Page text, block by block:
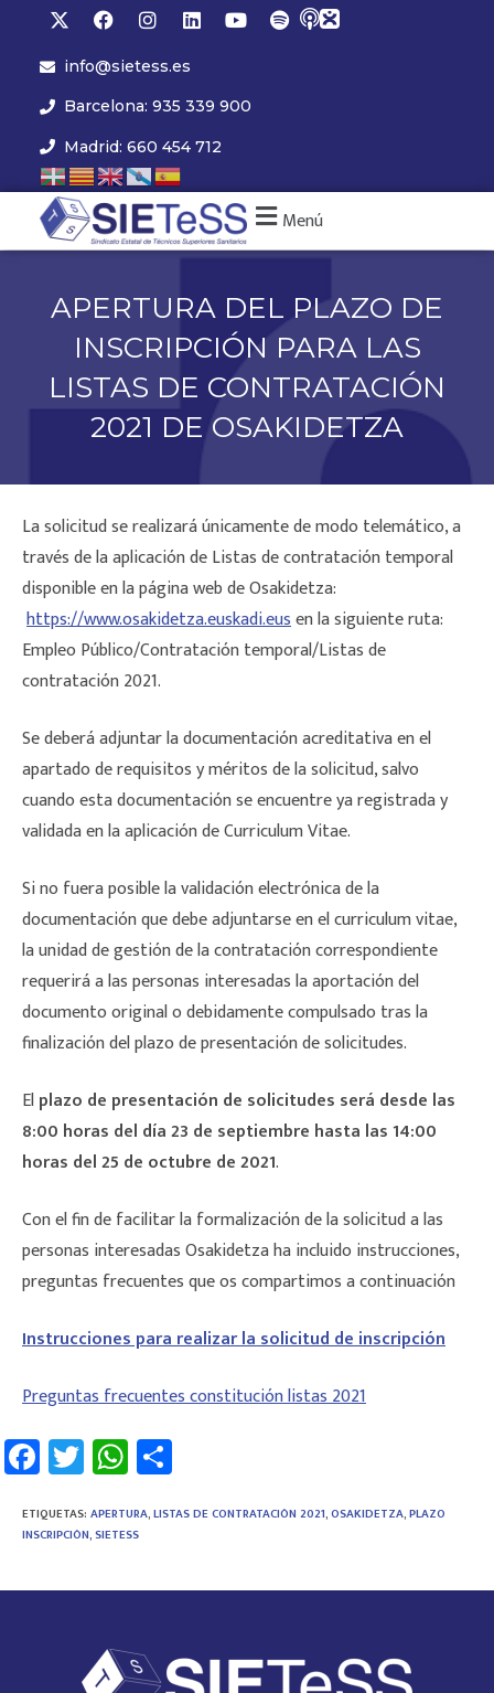
info@sietess.es
Barcelona: 935 339 900
Madrid: 660 454 712
Menú
APERTURA DEL PLAZO DE
INSCRIPCIÓN PARA LAS
LISTAS DE CONTRATACIÓN
2021 DE OSAKIDETZA
La solicitud se realizará únicamente de modo telemático, a
través de la aplicación de Listas de contratación temporal
disponible en la página web de Osakidetza:
https://www.osakidetza.euskadi.eusen la siguiente ruta:
Empleo Público/Contratación temporal/Listas de
contratación 2021.
Se deberá adjuntar la documentación acreditativa en el
apartado de requisitos y méritos de la solicitud, salvo
cuando esta documentación se encuentre ya registrada y
validada en la aplicación de Curriculum Vitae.
Si no fuera posible la validación electrónica de la
documentación que debe adjuntarse en el curriculum vitae,
la unidad de gestión de la contratación correspondiente
requerirá a las personas interesadas la aportación del
documento original o debidamente compulsado tras la
finalización del plazo de presentación de solicitudes.
Elplazo de presentación de solicitudes será desde las
8:00 horas del día 23 de septiembre hasta las 14:00
horas del 25 de octubre de 2021.
Con el fin de facilitar la formalización de la solicitud a las
personas interesadas Osakidetza ha incluido instrucciones,
preguntas frecuentes que os compartimos a continuación
Instrucciones para realizar la solicitud de inscripción
Preguntas frecuentes constitución listas 2021
Fa
ce
b
ok
T
wi
tt
W
h
at
p
m
ar
ETIQUETAS: APERTURA,LISTAS DE CONTRATACIÓN 2021,OSAKIDETZA,PLAZO
INSCRIPCIÓN,SIETESS